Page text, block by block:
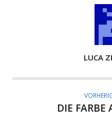
T
LUCA
DIE FARBE